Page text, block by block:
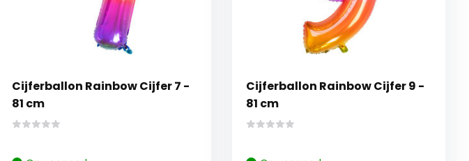
Cijferballon Rainbow Cijfer 7 -
81 cm
Cijferballon Rainbow Cijfer 9 -
81 cm